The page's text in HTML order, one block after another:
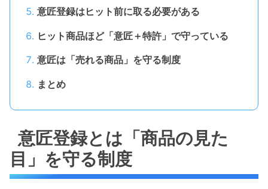
意匠登録はヒット前に取る必要がある
ヒット商品ほど「意匠＋特許」で守っている
意匠は「売れる商品」を守る制度
まとめ
意匠登録とは「商品の見た
目」を守る制度